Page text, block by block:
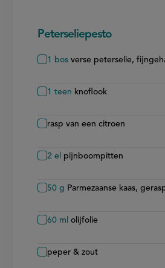
Peterseliepesto
1 bos verse peterselie,
1 teen knoflook
rasp van een citroen
2 el pijnboompitten
50 g Parmezaanse kaas,
60 ml olijfolie
peper & zout